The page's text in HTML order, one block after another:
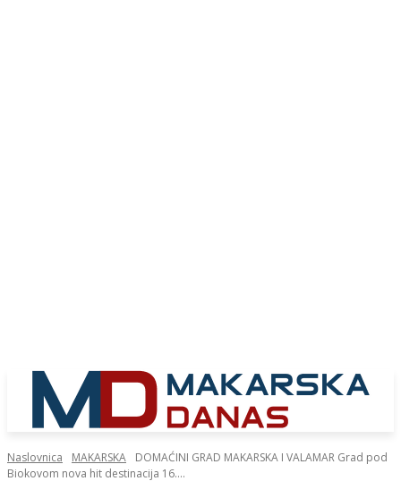
Naslovnica MAKARSKA
DOMAĆINI GRAD MAKARSKA I VALAMAR Grad pod
Biokovom nova hit destinacija 16....